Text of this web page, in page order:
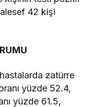
42 kişi
zatürre
yüzde 52.4,
yüzde 61.5,